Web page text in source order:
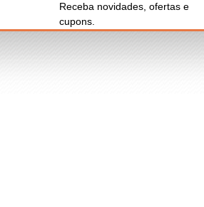
Receba novidades, ofertas e
cupons.